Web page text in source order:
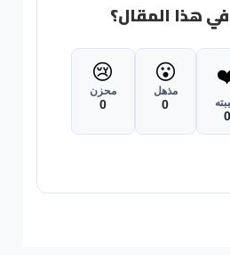
هذا المقال؟
0
😮
مذهل
0
😢
محزن
0